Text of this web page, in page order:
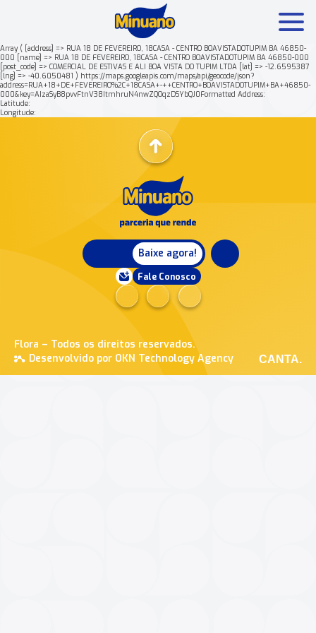
Array ( [address] => RUA 18 DE FEVEREIRO, 18CASA - CENTRO BOAVISTADOTUPIM BA 46850-
000 [name] => RUA 18 DE FEVEREIRO, 18CASA - CENTRO BOAVISTADOTUPIM BA 46850-000
[post_code] => COMERCIAL DE ESTIVAS E ALI BOA VISTA DO TUPIM LTDA [lat] => -12.6595387
[lng] => -40.6050481 ) https://maps.googleapis.com/maps/api/geocode/json?
address=RUA+18+DE+FEVEREIRO%2C+18CASA+-++CENTRO+BOAVISTADOTUPIM+BA+46850-
000&key=AIzaSyB8pvvFtnV38ItmhruN4nwZQOqzDSYbQJ0Formatted Address:
Latitude:
Longitude:
Baixe agora!
Fale Conosco
Flora – Todos os direitos reservados.
Desenvolvido por OKN Technology Agency
CANTA.
Mais buscados: Produtos Minuano Rende +
Nossa história